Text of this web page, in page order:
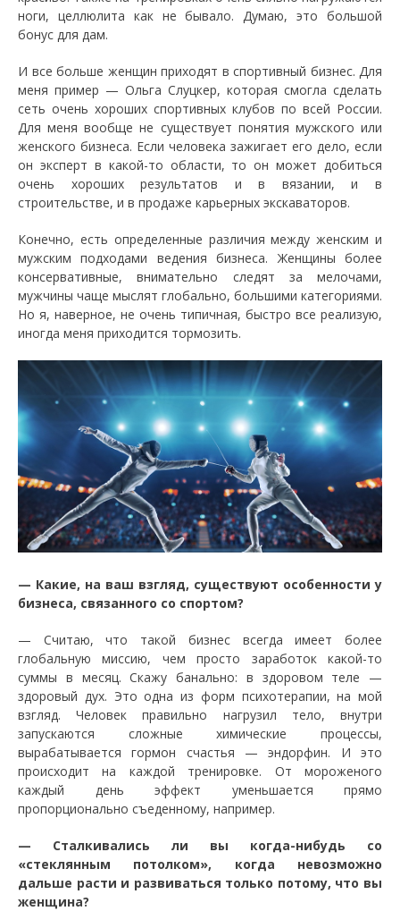
ноги, целлюлита как не бывало. Думаю, это большой
бонус для дам.
И все больше женщин приходят в спортивный бизнес. Для
меня пример — Ольга Слуцкер, которая смогла сделать
сеть очень хороших спортивных клубов по всей России.
Для меня вообще не существует понятия мужского или
женского бизнеса. Если человека зажигает его дело, если
он эксперт в какой-то области, то он может добиться
очень хороших результатов и в вязании, и в
строительстве, и в продаже карьерных экскаваторов.
Конечно, есть определенные различия между женским и
мужским подходами ведения бизнеса. Женщины более
консервативные, внимательно следят за мелочами,
мужчины чаще мыслят глобально, большими категориями.
Но я, наверное, не очень типичная, быстро все реализую,
иногда меня приходится тормозить.
— Какие, на ваш взгляд, существуют особенности у
бизнеса, связанного со спортом?
— Считаю, что такой бизнес всегда имеет более
глобальную миссию, чем просто заработок какой-то
суммы в месяц. Скажу банально: в здоровом теле —
здоровый дух. Это одна из форм психотерапии, на мой
взгляд. Человек правильно нагрузил тело, внутри
запускаются сложные химические процессы,
вырабатывается гормон счастья — эндорфин. И это
происходит на каждой тренировке. От мороженого
каждый день эффект уменьшается прямо
пропорционально съеденному, например.
— Сталкивались ли вы когда-нибудь со
«стеклянным потолком», когда невозможно
дальше расти и развиваться только потому, что вы
женщина?